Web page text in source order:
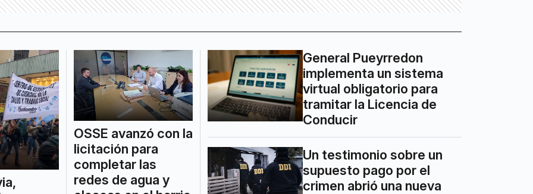
OSSE avanzó con la
licitación para
completar las
redes de agua y
General Pueyrredon
implementa un sistema
virtual obligatorio para
tramitar la Licencia de
Conducir
Un testimonio sobre un
supuesto pago por el
crimen abrió una nueva